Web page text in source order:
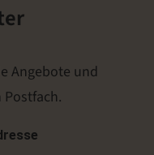
Angebote und